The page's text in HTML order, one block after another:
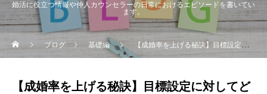
婚活に役立つ情報や仲人カウンセラーの日常におけるエピソードを書いてい
ます。
ブログ 基礎編 【成婚率を上げる秘訣】目標設定に対してどれだけ意識を持続できるか
【成婚率を上げる秘訣】目標設定に対してど